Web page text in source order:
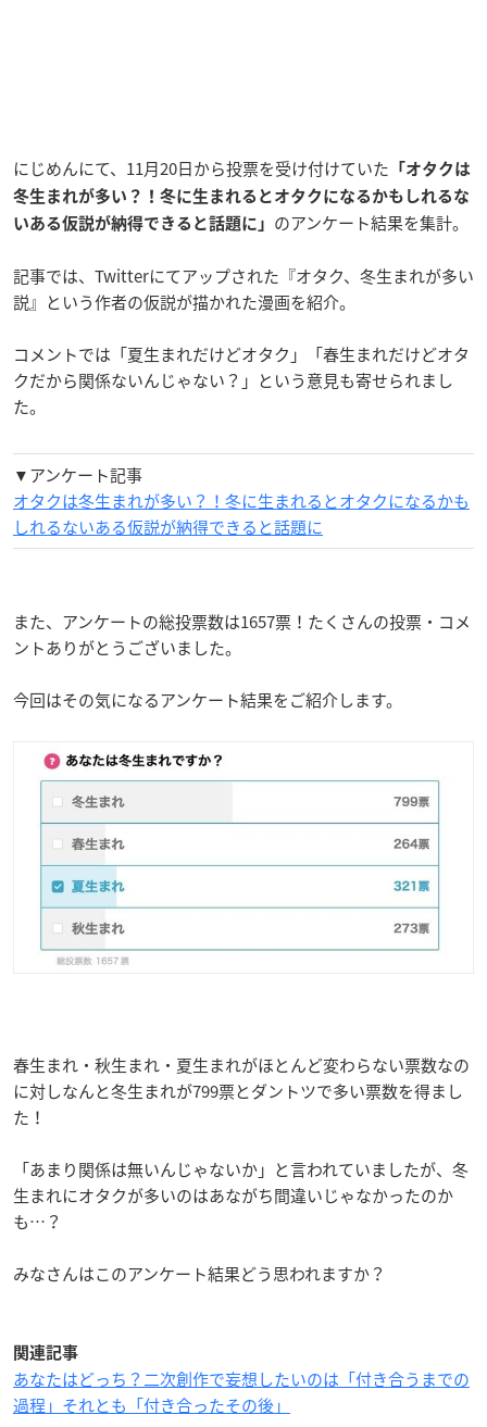
にじめんにて、11月20日から投票を受け付けていた 「オタクは
冬生まれが多い？！冬に生まれるとオタクになるかもしれるな
いある仮説が納得できると話題に」 のアンケート結果を集計。
記事では、Twitterにてアップされた『オタク、冬生まれが多い
説』という作者の仮説が描かれた漫画を紹介。
コメントでは「夏生まれだけどオタク」「春生まれだけどオタ
クだから関係ないんじゃない？」という意見も寄せられまし
た。
▼アンケート記事
オタクは冬生まれが多い？！冬に生まれるとオタクになるかも
しれるないある仮説が納得できると話題に
また、アンケートの総投票数は1657票！たくさんの投票・コメ
ントありがとうございました。
今回はその気になるアンケート結果をご紹介します。
春生まれ・秋生まれ・夏生まれがほとんど変わらない票数なの
に対しなんと冬生まれが799票とダントツで多い票数を得まし
た！
「あまり関係は無いんじゃないか」と言われていましたが、冬
生まれにオタクが多いのはあながち間違いじゃなかったのか
も…？
みなさんはこのアンケート結果どう思われますか？
関連記事
あなたはどっち？二次創作で妄想したいのは「付き合うまでの
過程」それとも「付き合ったその後」